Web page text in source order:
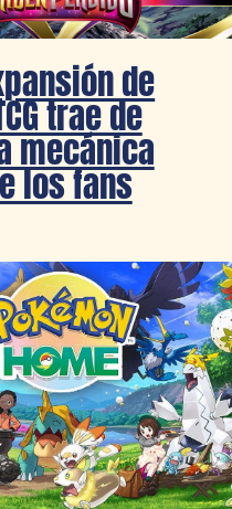
de
trae de
mecánica
los fans